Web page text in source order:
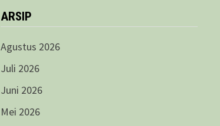
ARSIP
Agustus 2026
Juli 2026
Juni 2026
Mei 2026